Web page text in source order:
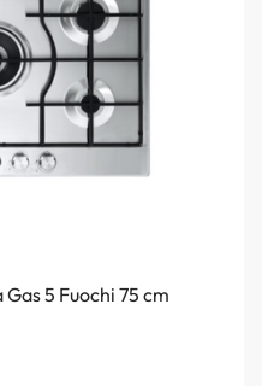
5 Fuochi 75 cm